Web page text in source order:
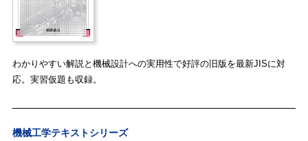
わかりやすい解説と機械設計への実用性で好評の旧版を最新JISに対
応。実習仮題も収録。
機械工学テキストシリーズ